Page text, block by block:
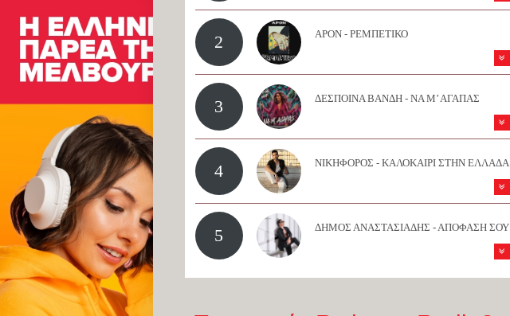
2 APON - ΡΕΜΠΕΤΙΚΟ
3 ΔΕΣΠΟΙΝΑ ΒΑΝΔΗ - ΝΑ Μ’ ΑΓΑΠΑΣ
4 ΝΙΚΗΦΟΡΟΣ - ΚΑΛΟΚΑΙΡΙ ΣΤΗΝ ΕΛΛΑΔΑ
5 ΔΗΜΟΣ ΑΝΑΣΤΑΣΙΑΔΗΣ - ΑΠΟΦΑΣΗ ΣΟΥ